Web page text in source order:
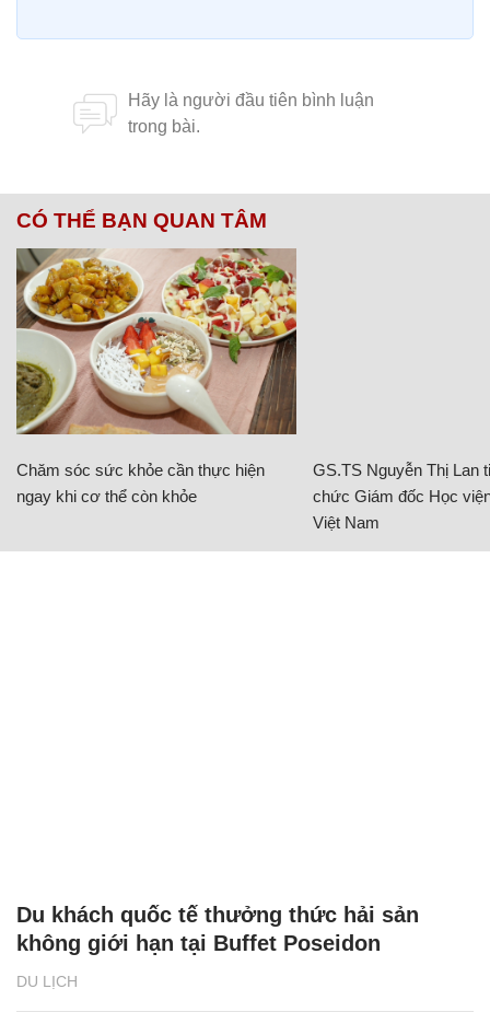
CÓ THỂ BẠN QUAN TÂM
Chăm sóc sức khỏe cần thực hiện
ngay khi cơ thể còn khỏe
GS.TS Nguyễn Thị Lan
chức Giám đốc Học
Việt Nam
DU LỊCH
Du khách quốc tế thưởng thức hải sản
không giới hạn tại Buffet Poseidon